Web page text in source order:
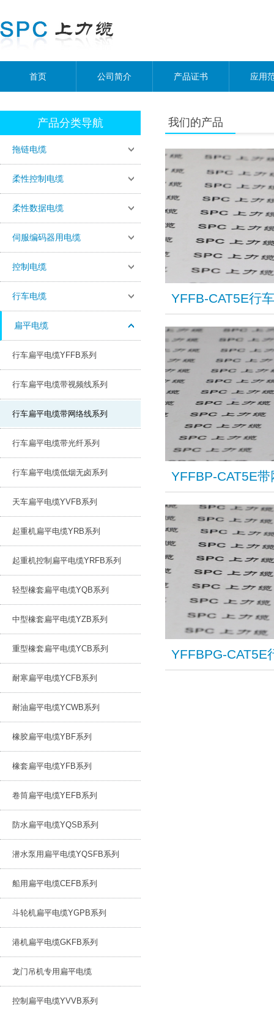
首页 公司简介 产品证书 应用
产品分类导航
拖链电缆
柔性控制电缆
柔性数据电缆
伺服编码器用电缆
控制电缆
行车电缆
扁平电缆
行车扁平电缆YFFB系列
行车扁平电缆带视频线系列
行车扁平电缆带网络线系列
行车扁平电缆带光纤系列
行车扁平电缆低烟无卤系列
天车扁平电缆YVFB系列
起重机扁平电缆YRB系列
起重机控制扁平电缆YRFB系列
轻型橡套扁平电缆YQB系列
中型橡套扁平电缆YZB系列
重型橡套扁平电缆YCB系列
耐寒扁平电缆YCFB系列
耐油扁平电缆YCWB系列
橡胶扁平电缆YBF系列
橡套扁平电缆YFB系列
卷筒扁平电缆YEFB系列
防水扁平电缆YQSB系列
潜水泵用扁平电缆YQSFB系列
船用扁平电缆CEFB系列
斗轮机扁平电缆YGPB系列
港机扁平电缆GKFB系列
龙门吊机专用扁平电缆
控制扁平电缆YVVB系列
我们的产品
​YFFB-CAT5E行
​YFFBP-CAT5E
​YFFBPG-CAT5E